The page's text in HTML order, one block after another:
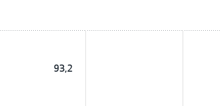
93,2